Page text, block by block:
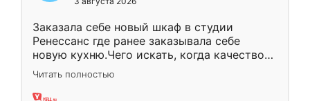
Заказала себе новый шкаф в студии
Ренессанс где ранее заказывала себе
новую кухню.Чего искать, когда качеством
вполне довольна. Служит кухня уже почти
два года, нареканий нет.
Читать полностью